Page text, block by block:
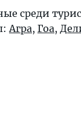
среди
Агра, Гоа,